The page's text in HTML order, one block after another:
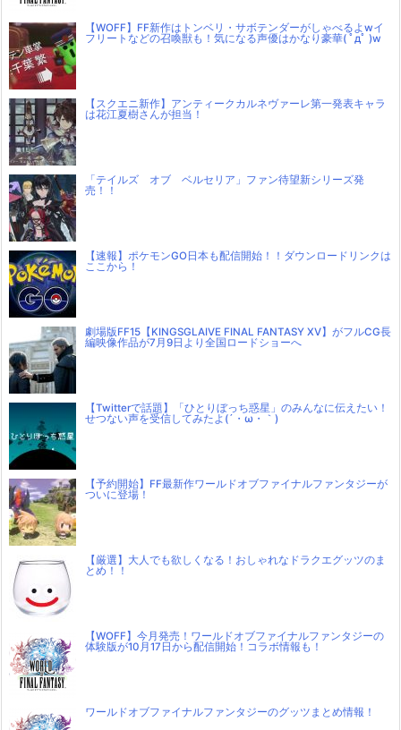
【WOFF】FF新作はトンベリ・サボテンダーがしゃべるよwイ
フリートなどの召喚獣も！気になる声優はかなり豪華( ﾟдﾟ )w
【スクエニ新作】アンティークカルネヴァーレ第一発表キャラ
は花江夏樹さんが担当！
「テイルズ オブ ベルセリア」ファン待望新シリーズ発
売！！
【速報】ポケモンGO日本も配信開始！！ダウンロードリンクは
ここから！
劇場版FF15【KINGSGLAIVE FINAL FANTASY XV】がフルCG長
編映像作品が7月9日より全国ロードショーへ
【Twitterで話題】「ひとりぼっち惑星」のみんなに伝えたい！
せつない声を受信してみたよ(´・ω・｀)
【予約開始】FF最新作ワールドオブファイナルファンタジーが
ついに登場！
【厳選】大人でも欲しくなる！おしゃれなドラクエグッツのま
とめ！！
【WOFF】今月発売！ワールドオブファイナルファンタジーの
体験版が10月17日から配信開始！コラボ情報も！
ワールドオブファイナルファンタジーのグッツまとめ情報！